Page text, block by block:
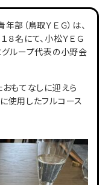
部（鳥取ＹＥＧ）は、
名にて、小松ＹＥＧ
グループ代表の小野会
もてなしに迎えら
使用したフルコース